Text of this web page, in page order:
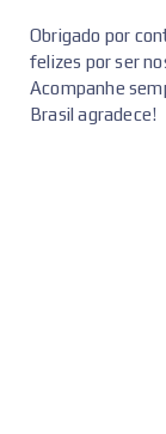
Obrigado por
felizes por ser
Acompanhe
Brasil agradece!